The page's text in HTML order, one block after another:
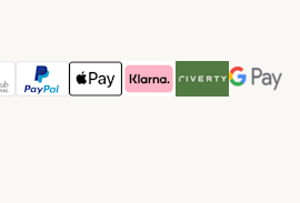
Payment Method
Club Payment Method
PayPal Payment Method
Apple Pay Payment Method
Klarna Payment Method
Riverty Payment
Google
Method